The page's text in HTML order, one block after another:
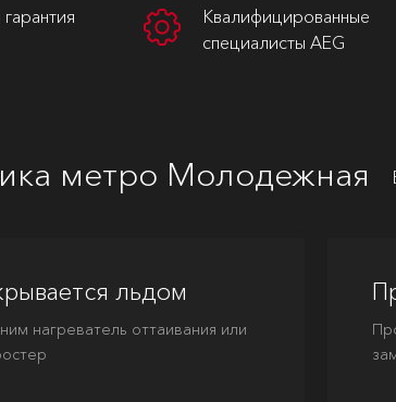
Квалифицированные
специалисты AEG
метро Молодежная
льдом
нагреватель оттаивания или